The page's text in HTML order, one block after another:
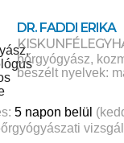
DR. FADDI ERIKA
bőrgyógyász,
beszélt nyelvek:
5 napon belül